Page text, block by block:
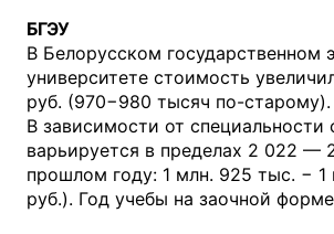
БГЭУ
В Белорусском государственном
университете стоимость
руб. (970−980 тысяч по-старому).
В зависимости от специальности
варьируется в пределах 2 022 —
прошлом году: 1 млн. 925 тыс. − 1
руб.). Год учебы на заочной